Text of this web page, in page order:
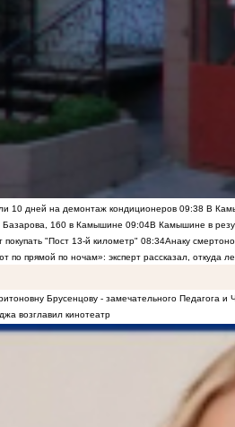
10 дней на демонтаж кондиционеров 09:38 В
Базарова, 160 в Камышине 09:04В Камышине в
"Пост 13-й километр" 08:34Анаку
по прямой по ночам»: эксперт рассказал, откуда
Брусенцову - замечательного Педагога и
возглавил кинотеатр